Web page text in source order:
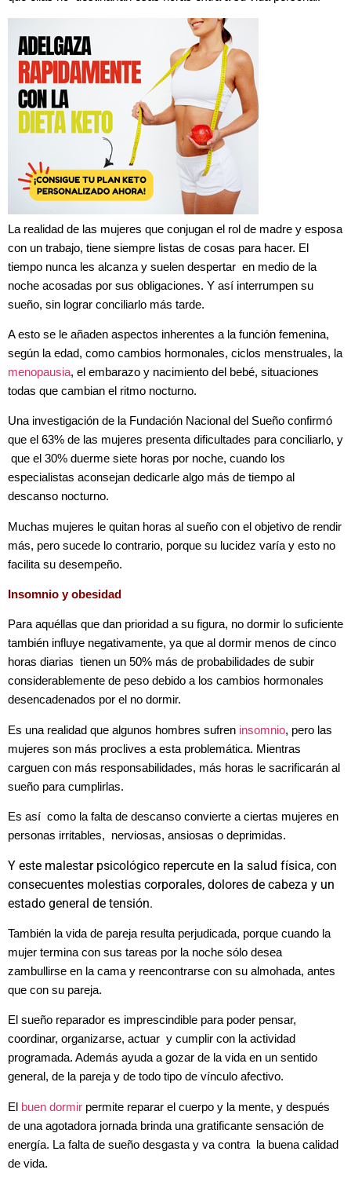
La realidad de las mujeres que conjugan el rol de madre y esposa
con un trabajo, tiene siempre listas de cosas para hacer. El
tiempo nunca les alcanza y suelen despertar en medio de la
noche acosadas por sus obligaciones. Y así interrumpen su
sueño, sin lograr conciliarlo más tarde.
A esto se le añaden aspectos inherentes a la función femenina,
según la edad, como cambios hormonales, ciclos menstruales, la
menopausia, el embarazo y nacimiento del bebé, situaciones
todas que cambian el ritmo nocturno.
Una investigación de la Fundación Nacional del Sueño confirmó
que el 63% de las mujeres presenta dificultades para conciliarlo, y
que el 30% duerme siete horas por noche, cuando los
especialistas aconsejan dedicarle algo más de tiempo al
descanso nocturno.
Muchas mujeres le quitan horas al sueño con el objetivo de rendir
más, pero sucede lo contrario, porque su lucidez varía y esto no
facilita su desempeño.
Insomnio y obesidad
Para aquéllas que dan prioridad a su figura, no dormir lo suficiente
también influye negativamente, ya que al dormir menos de cinco
horas diarias tienen un 50% más de probabilidades de subir
considerablemente de peso debido a los cambios hormonales
desencadenados por el no dormir.
Es una realidad que algunos hombres sufren insomnio, pero las
mujeres son más proclives a esta problemática. Mientras
carguen con más responsabilidades, más horas le sacrificarán al
sueño para cumplirlas.
Es así como la falta de descanso convierte a ciertas mujeres en
personas irritables, nerviosas, ansiosas o deprimidas.
Y este malestar psicológico repercute en la salud física, con
consecuentes molestias corporales, dolores de cabeza y un
estado general de tensión.
También la vida de pareja resulta perjudicada, porque cuando la
mujer termina con sus tareas por la noche sólo desea
zambullirse en la cama y reencontrarse con su almohada, antes
que con su pareja.
El sueño reparador es imprescindible para poder pensar,
coordinar, organizarse, actuar y cumplir con la actividad
programada. Además ayuda a gozar de la vida en un sentido
general, de la pareja y de todo tipo de vínculo afectivo.
El buen dormir permite reparar el cuerpo y la mente, y después
de una agotadora jornada brinda una gratificante sensación de
energía. La falta de sueño desgasta y va contra la buena calidad
de vida.